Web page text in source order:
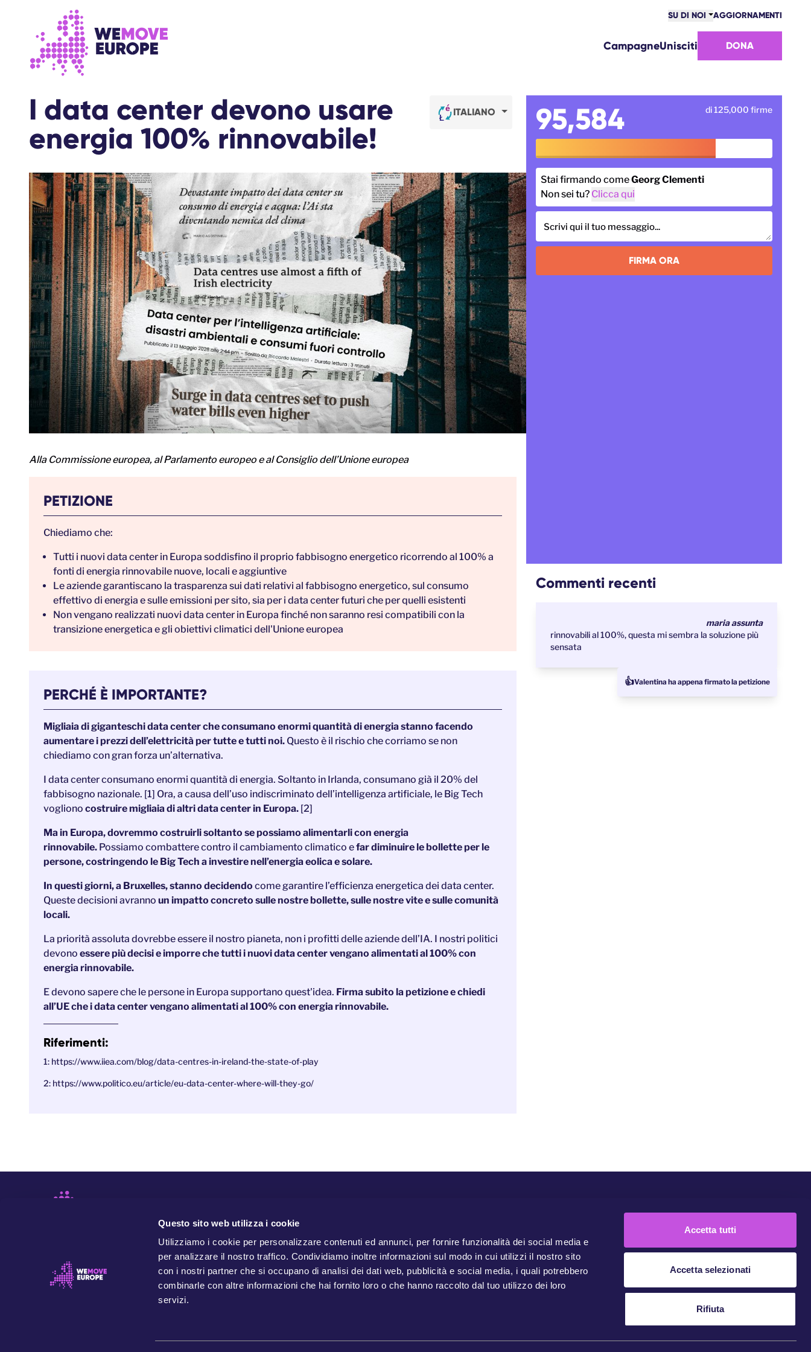
Questo sito web utilizza i cookie
Utilizziamo i cookie per personalizzare contenuti ed annunci, per fornire funzionalità dei social media e
per analizzare il nostro traffico. Condividiamo inoltre informazioni sul modo in cui utilizzi il nostro sito
con i nostri partner che si occupano di analisi dei dati web, pubblicità e social media, i quali potrebbero
combinarle con altre informazioni che hai fornito loro o che hanno raccolto dal tuo utilizzo dei loro
servizi.
Accetta tutti
Accetta selezionati
Rifiuta
SU DI NOI
VITTORIE
COME CI FINANZIAMO
CONTATTACI
AGGIORNAMENTI
CampagneUnisciti DONA
ITALIANO
I data center devono usare
energia 100% rinnovabile!
Alla Commissione europea, al Parlamento europeo e al Consiglio dell’Unione europea
PETIZIONE
Chiediamo che:
Tutti i nuovi data center in Europa soddisfino il proprio fabbisogno energetico ricorrendo al 100% a
fonti di energia rinnovabile nuove, locali e aggiuntive
Le aziende garantiscano la trasparenza sui dati relativi al fabbisogno energetico, sul consumo
effettivo di energia e sulle emissioni per sito, sia per i data center futuri che per quelli esistenti
Non vengano realizzati nuovi data center in Europa finché non saranno resi compatibili con la
transizione energetica e gli obiettivi climatici dell'Unione europea
PERCHÉ È IMPORTANTE?
Migliaia di giganteschi data center che consumano enormi quantità di energia stanno facendo
aumentare i prezzi dell’elettricità per tutte e tutti noi. Questo è il rischio che corriamo se non
chiediamo con gran forza un’alternativa.
I data center consumano enormi quantità di energia. Soltanto in Irlanda, consumano già il 20% del
fabbisogno nazionale. [1] Ora, a causa dell’uso indiscriminato dell’intelligenza artificiale, le Big Tech
vogliono costruire migliaia di altri data center in Europa. [2]
Ma in Europa, dovremmo costruirli soltanto se possiamo alimentarli con energia
rinnovabile. Possiamo combattere contro il cambiamento climatico efar diminuire le bollette per le
persone, costringendo le Big Tech a investire nell’energia eolica e solare.
In questi giorni, a Bruxelles, stanno decidendo come garantire l’efficienza energetica dei data center.
Queste decisioni avranno un impatto concreto sulle nostre bollette, sulle nostre vite e sulle comunità
locali.
La priorità assoluta dovrebbe essere il nostro pianeta, non i profitti delle aziende dell’IA. I nostri politici
devono essere più decisi e imporre che tutti i nuovi data center vengano alimentati al 100% con
energia rinnovabile.
E devono sapere che le persone in Europa supportano quest'idea. Firma subito la petizione e chiedi
all’UE che i data center vengano alimentati al 100% con energia rinnovabile.
Riferimenti:
1: https://www.iiea.com/blog/data-centres-in-ireland-the-state-of-play
2: https://www.politico.eu/article/eu-data-center-where-will-they-go/
95,584 di 125,000 firme
Stai firmando comeGeorg Clementi
Non sei tu? Clicca qui
Scrivi qui il tuo messaggio...
FIRMA ORA
Commenti recenti
maria assunta
rinnovabili al 100%, questa mi sembra la soluzione più
sensata
👍Valentina ha appena firmato la petizione
WeMove Europe è un'organizzazione indipendente e